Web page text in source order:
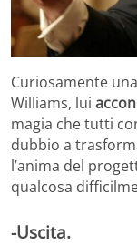
Curiosamente
Williams, lui
magia che tutti
dubbio a
l’anima del
qualcosa
-Uscita.